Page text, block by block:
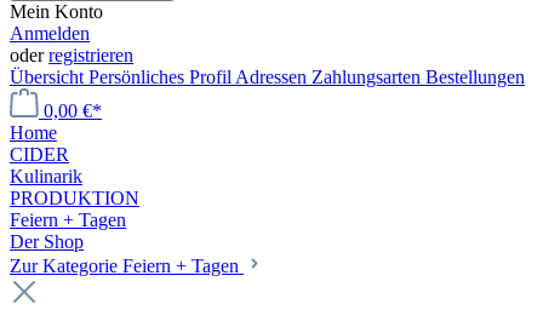
Mein Konto
Anmelden
oderregistrieren
Übersicht Persönliches Profil Adressen Zahlungsarten Bestellungen
0,00 €*
Home
CIDER
Kulinarik
PRODUKTION
Feiern + Tagen
Der Shop
Zur Kategorie Feiern + Tagen